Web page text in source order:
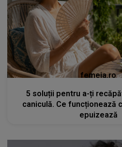
femeia.ro
5 soluții pentru a-ți
caniculă. Ce funcționează
epuizează